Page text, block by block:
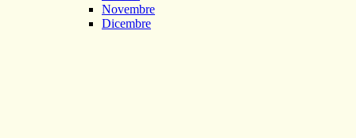
Novembre
Dicembre